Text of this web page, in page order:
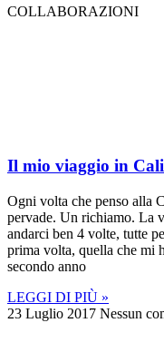
COLLABORAZIONI
Il mio viaggio in
Ogni volta che penso alla
pervade. Un richiamo. La
andarci ben 4 volte, tutte
prima volta, quella che mi
secondo anno
LEGGI DI PIÙ »
23 Luglio 2017 Nessun